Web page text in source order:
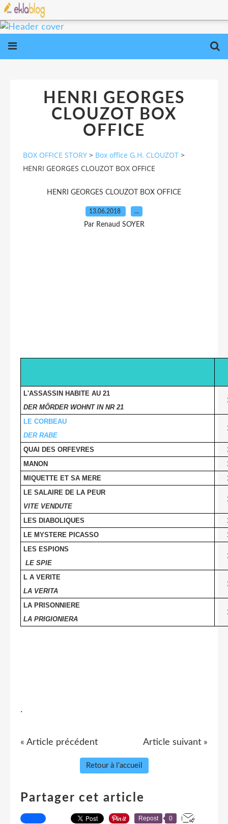
HENRI GEORGES
CLOUZOT BOX
OFFICE
BOX OFFICE STORY > Box office G.H. CLOUZOT >
HENRI GEORGES CLOUZOT BOX OFFICE
HENRI GEORGES CLOUZOT BOX OFFICE
13.06.2018 …
Par Renaud SOYER
L'ASSASSIN HABITE AU 21
DER MÖRDER WOHNT IN NR 21
LE CORBEAU
DER RABE
QUAI DES ORFEVRES
MANON
MIQUETTE ET SA MERE
LE SALAIRE DE LA PEUR
VITE VENDUTE
LES DIABOLIQUES
LE MYSTERE PICASSO
LES ESPIONS
LE SPIE
L A VERITE
LA VERITA
LA PRISONNIERE
LA PRIGIONIERA
.
« Article précédent Article suivant »
Retour à l'accueil
Partager cet article
Repost 0